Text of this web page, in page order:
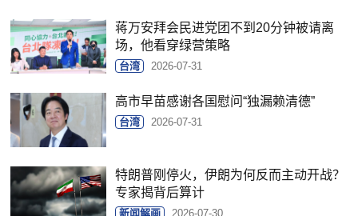
蒋万安拜会民进党团不到20分钟被请离
场，他看穿绿营策略
台湾 2026-07-31
高市早苗感谢各国慰问“独漏赖清德”
台湾 2026-07-31
特朗普刚停火，伊朗为何反而主动开战？
专家揭背后算计
新闻解画 2026-07-30